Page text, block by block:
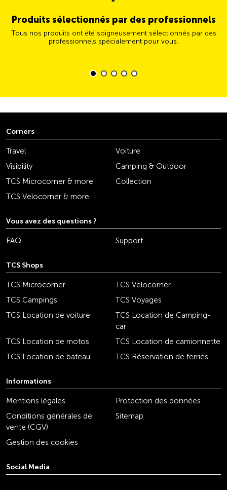
Produits sélectionnés par des professionnels
Tous nos produits ont été soigneusement sélectionnés par des
professionnels spécialement pour vous.
Corners
Travel
Voiture
Visibility
Camping & Outdoor
TCS Microcorner & more
Collection
TCS Velocorner & more
Vous avez des questions ?
FAQ Support
TCS Shops
TCS Microcorner
TCS Velocorner
TCS Campings
TCS Voyages
TCS Location de voiture
TCS Location de Camping-
car
TCS Location de motos
TCS Location de camionnette
TCS Location de bateau
TCS Réservation de ferries
Informations
Mentions légales
Protection des données
Conditions générales de
vente (CGV)
Sitemap
Gestion des cookies
Social Media